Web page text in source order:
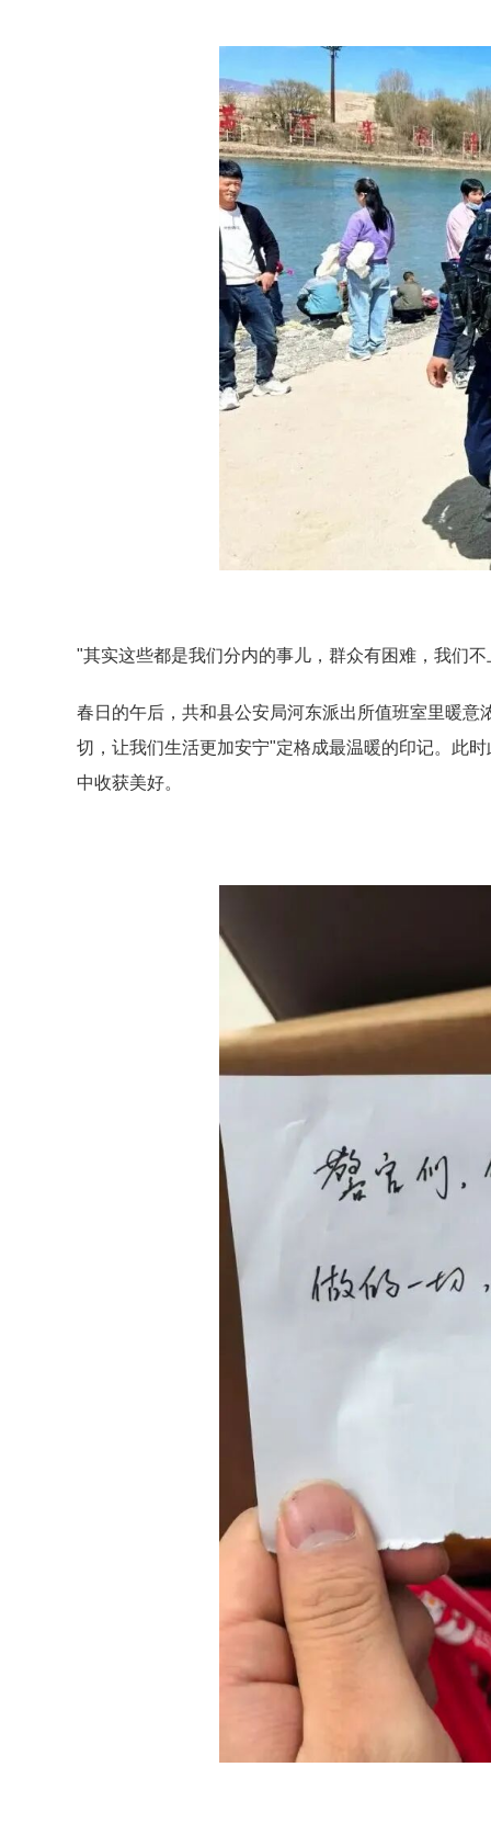
"其实这些都是我们分内的事儿，群众有困难，我们
春日的午后，共和县公安局河东派出所值班室里暖
切，让我们生活更加安宁"定格成最温暖的印记。此
中收获美好。